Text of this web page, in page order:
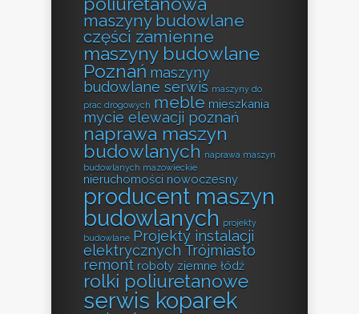
maszyny budowlane
części zamienne
maszyny budowlane
Poznań maszyny
budowlane serwis maszyny do
prac drogowych meble mieszkania
mycie elewacji poznań
naprawa maszyn
budowlanych naprawa maszyn
budowlanych mazowieckie
nieruchomości nowoczesny
producent maszyn
budowlanych projekty
budowlane Projekty instalacji
elektrycznych Trójmiasto
remont roboty ziemne łódź
rolki poliuretanowe
serwis koparek